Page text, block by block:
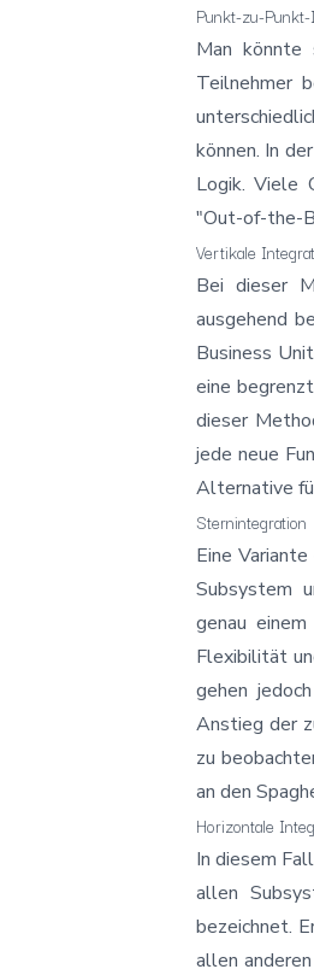
Punkt-zu-
Man könnte
Teilnehmer
können. In
Logik. Viele
"Out-of-the-
Vertikale
Bei dieser
ausgehend
Business
eine
dieser
jede neue
Alternative
Sternintegration
Eine
Subsystem
genau
Flexibilität
gehen
Anstieg der
zu
an den
Horizontale
In diesem
allen
bezeichnet.
allen